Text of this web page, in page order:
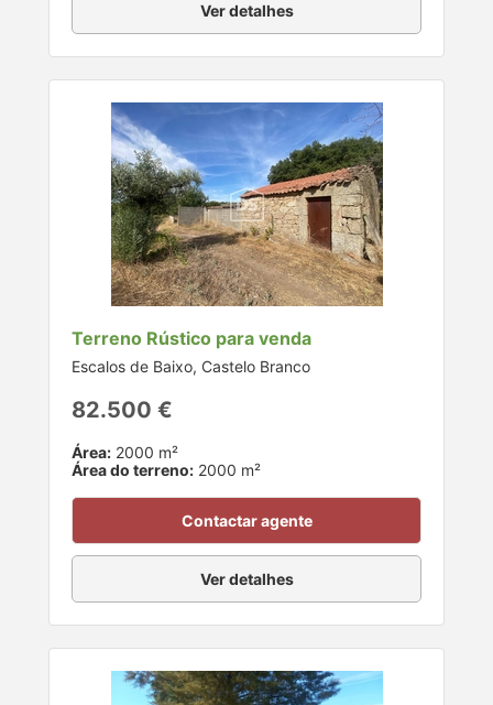
Ver detalhes
Terreno Rústico para venda
Escalos de Baixo, Castelo Branco
82.500 €
Área: 2000 m²
Área do terreno: 2000 m²
Contactar agente
Ver detalhes